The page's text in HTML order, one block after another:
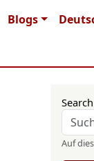
Blogs
Search
Auf